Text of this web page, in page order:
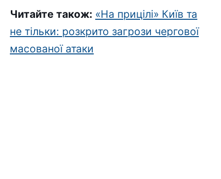
Читайте також: «На прицілі» Київ та
не тільки: розкрито загрози чергової
масованої атаки